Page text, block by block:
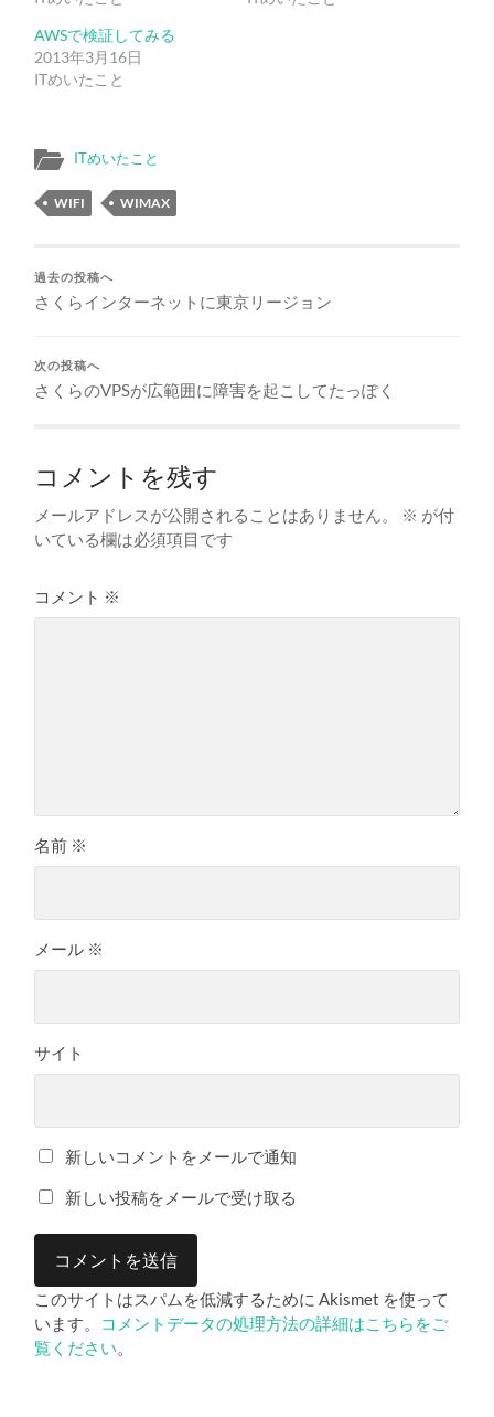
AWSで検証してみる
2013年3月16日
ITめいたこと
ITめいたこと
WIFI WIMAX
過去の投稿へ
さくらインターネットに東京リージョン
次の投稿へ
さくらのVPSが広範囲に障害を起こしてたっぽく
コメントを残す
メールアドレスが公開されることはありません。 ※ が付
いている欄は必須項目です
コメント ※
名前 ※
メール ※
サイト
新しいコメントをメールで通知
新しい投稿をメールで受け取る
このサイトはスパムを低減するために Akismet を使って
います。 コメントデータの処理方法の詳細はこちらをご
覧ください。